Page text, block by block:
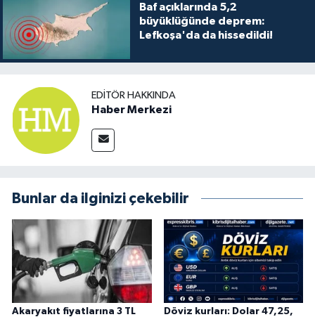
Baf açıklarında 5,2
büyüklüğünde deprem:
Lefkoşa'da da hissedildi!
EDITÖR HAKKINDA
Haber Merkezi
Bunlar da ilginizi çekebilir
Akaryakıt fiyatlarına 3 TL Döviz kurları: Dolar 47,25,
YAŞAM